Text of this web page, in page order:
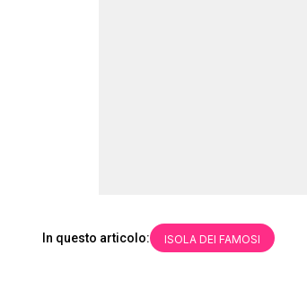
In questo articolo: ISOLA DEI FAMOSI